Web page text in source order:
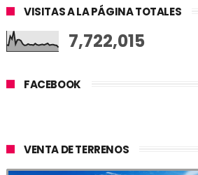
VISITAS A LA PÁGINA TOTALES
7,722,015
FACEBOOK
VENTA DE TERRENOS